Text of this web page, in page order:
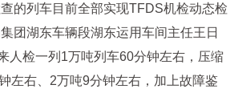
的列车目前全部实现TFDS机检动态检
团湖东车辆段湖东运用车间主任王日
人检一列1万吨列车60分钟左右，压缩
左右、2万吨9分钟左右，加上故障鉴